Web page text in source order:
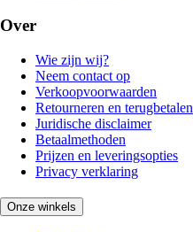
Over
Wie zijn wij?
Neem contact op
Verkoopvoorwaarden
Retourneren en terugbetalen
Juridische disclaimer
Betaalmethoden
Prijzen en leveringsopties
Privacy verklaring
Onze winkels